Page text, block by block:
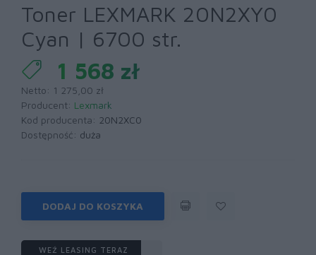
Toner LEXMARK 20N2XY0
Cyan | 6700 str.
1 568 zł
Netto: 1 275,00 zł
Producent: Lexmark
Kod producenta: 20N2XC0
Dostępność: duża
DODAJ DO KOSZYKA
WEŹ LEASING TERAZ